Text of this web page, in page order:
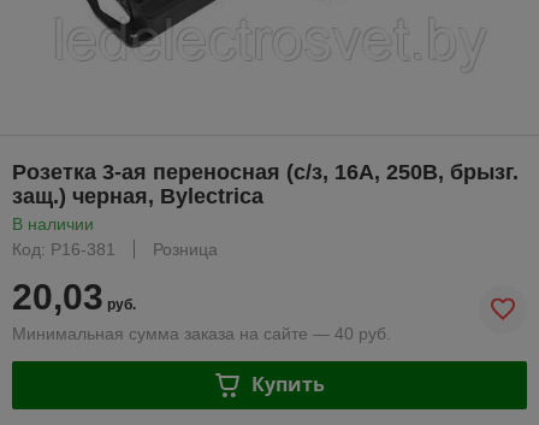
Розетка 3-ая переносная (с/з, 16А, 250В, брызг.
защ.) черная, Bylectrica
В наличии
Код: Р16-381
Розница
20,03 руб.
Минимальная сумма заказа на сайте — 40 руб.
Купить